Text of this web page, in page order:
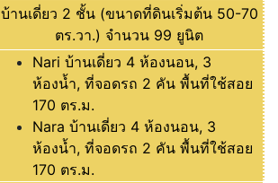
บ้านเดี่ยว 2 ชั้น (ขนาดที่ดินเริ่มต้น 50-70
ตร.วา.) จำนวน 99 ยูนิต
Nari บ้านเดี่ยว 4 ห้องนอน, 3
ห้องน้ำ, ที่จอดรถ 2 คัน พื้นที่ใช้สอย
170 ตร.ม.
Nara บ้านเดี่ยว 4 ห้องนอน, 3
ห้องน้ำ, ที่จอดรถ 2 คัน พื้นที่ใช้สอย
170 ตร.ม.